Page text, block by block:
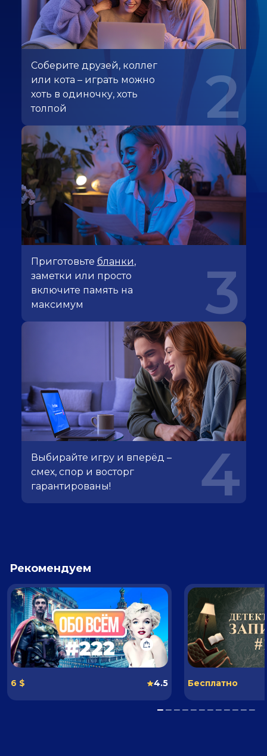
Соберите друзей, коллег
или кота – играть можно
хоть в одиночку, хоть
толпой
2
Приготовьте бланки,
заметки или просто
включите память на
максимум
3
Выбирайте игру и вперёд –
смех, спор и восторг
гарантированы!
4
Рекомендуем
6 $ 4.5 Бесплатно